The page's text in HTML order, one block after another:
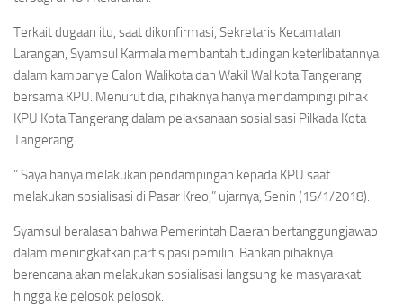
Terkait dugaan itu, saat dikonfirmasi, Sekretaris Kecamatan
Larangan, Syamsul Karmala membantah tudingan keterlibatannya
dalam kampanye Calon Walikota dan Wakil Walikota Tangerang
bersama KPU. Menurut dia, pihaknya hanya mendampingi pihak
KPU Kota Tangerang dalam pelaksanaan sosialisasi Pilkada Kota
Tangerang.
” Saya hanya melakukan pendampingan kepada KPU saat
melakukan sosialisasi di Pasar Kreo,” ujarnya, Senin (15/1/2018).
Syamsul beralasan bahwa Pemerintah Daerah bertanggungjawab
dalam meningkatkan partisipasi pemilih. Bahkan pihaknya
berencana akan melakukan sosialisasi langsung ke masyarakat
hingga ke pelosok pelosok.